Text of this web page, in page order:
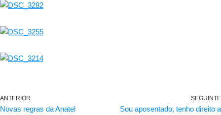
ANTERIOR
Novas regras da Anatel
SEGUINTE
Sou aposentado, tenho direito a